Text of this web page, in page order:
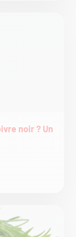
noir ? Un